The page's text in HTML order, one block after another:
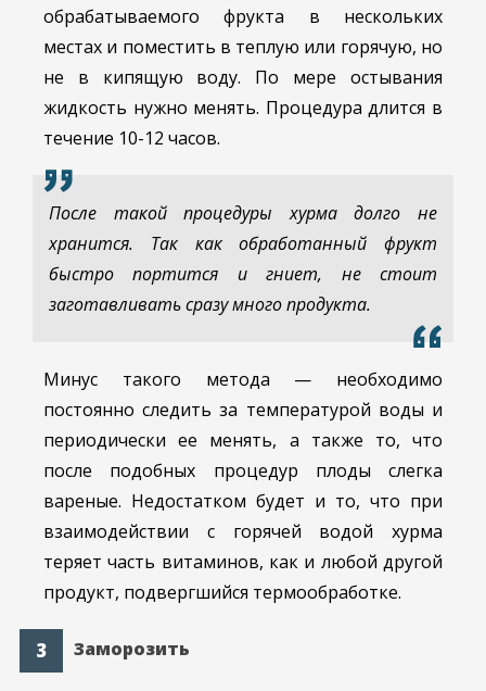
обрабатываемого фрукта в нескольких
местах и поместить в теплую или горячую, но
не в кипящую воду. По мере остывания
жидкость нужно менять. Процедура длится в
течение 10-12 часов.
После такой процедуры хурма долго не
хранится. Так как обработанный фрукт
быстро портится и гниет, не стоит
заготавливать сразу много продукта.
Минус такого метода — необходимо
постоянно следить за температурой воды и
периодически ее менять, а также то, что
после подобных процедур плоды слегка
вареные. Недостатком будет и то, что при
взаимодействии с горячей водой хурма
теряет часть витаминов, как и любой другой
продукт, подвергшийся термообработке.
Заморозить